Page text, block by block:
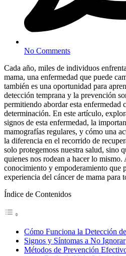
No Comments
Cada año, miles de individuos
mama, una enfermedad que puede
también es una oportunidad para
detección temprana y la prevención
permitiendo abordar esta enfermedad
determinación. En este artículo,
signos de esta enfermedad, la
mamografías regulares, y cómo una
la diferencia en el recorrido de
solo protegemoss nuestra salud, sino
quienes nos rodean a hacer lo
conocimiento y empoderamiento que
experiencia del cáncer de mama para
Índice de Contenidos
Cómo Funciona la Detección
Signos y Síntomas a No Ignorar
Métodos de Prevención